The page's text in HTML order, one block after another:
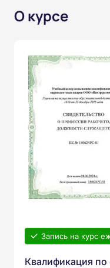
О курсе
Запись на курс
Квалификация по